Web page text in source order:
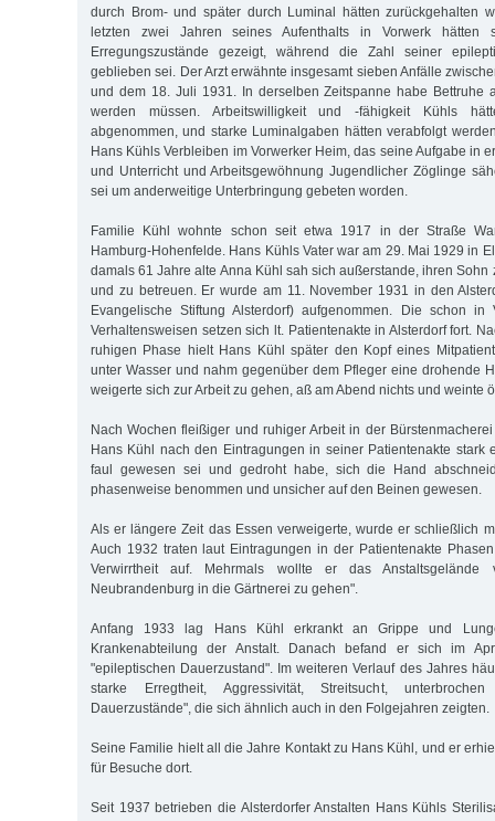
durch Brom- und später durch Luminal hätten zurückgehalten
letzten zwei Jahren seines Aufenthalts in Vorwerk hätten
Erregungszustände gezeigt, während die Zahl seiner
geblieben sei. Der Arzt erwähnte insgesamt sieben Anfälle
und dem 18. Juli 1931. In derselben Zeitspanne habe Bettruhe
werden müssen. Arbeitswilligkeit und -fähigkeit Kühls
abgenommen, und starke Luminalgaben hätten verabfolgt
Hans Kühls Verbleiben im Vorwerker Heim, das seine Aufgabe in
und Unterricht und Arbeitsgewöhnung Jugendlicher Zöglinge
sei um anderweitige Unterbringung gebeten worden.
Familie Kühl wohnte schon seit etwa 1917 in der Straße
Hamburg-Hohenfelde. Hans Kühls Vater war am 29. Mai 1929 in
damals 61 Jahre alte Anna Kühl sah sich außerstande, ihren Sohn
und zu betreuen. Er wurde am 11. November 1931 in den
Evangelische Stiftung Alsterdorf) aufgenommen. Die schon in
Verhaltensweisen setzen sich lt. Patientenakte in Alsterdorf fort.
ruhigen Phase hielt Hans Kühl später den Kopf eines
unter Wasser und nahm gegenüber dem Pfleger eine drohende
weigerte sich zur Arbeit zu gehen, aß am Abend nichts und weinte
Nach Wochen fleißiger und ruhiger Arbeit in der
Hans Kühl nach den Eintragungen in seiner Patientenakte stark
faul gewesen sei und gedroht habe, sich die Hand
phasenweise benommen und unsicher auf den Beinen gewesen.
Als er längere Zeit das Essen verweigerte, wurde er schließlich
Auch 1932 traten laut Eintragungen in der Patientenakte
Verwirrtheit auf. Mehrmals wollte er das Anstaltsgelände
Neubrandenburg in die Gärtnerei zu gehen".
Anfang 1933 lag Hans Kühl erkrankt an Grippe und
Krankenabteilung der Anstalt. Danach befand er sich im
"epileptischen Dauerzustand". Im weiteren Verlauf des Jahres
starke Erregtheit, Aggressivität, Streitsucht,
Dauerzustände", die sich ähnlich auch in den Folgejahren zeigten.
Seine Familie hielt all die Jahre Kontakt zu Hans Kühl, und er
für Besuche dort.
Seit 1937 betrieben die Alsterdorfer Anstalten Hans Kühls